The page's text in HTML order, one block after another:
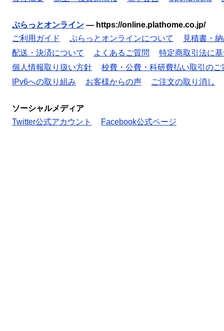
ぷらっとオンライン — https://online.plathome.co.jp/
ご利用ガイド
ぷらっとオンラインについて
見積書・
配送・決済について
よくあるご質問
特定商取引法に
個人情報取り扱い方針
校費・公費・科研費払い取引のご
IPv6への取り組み
お客様からの声 ご注文の取り消し
ソーシャルメディア
Twitter公式アカウント
Facebook公式ページ